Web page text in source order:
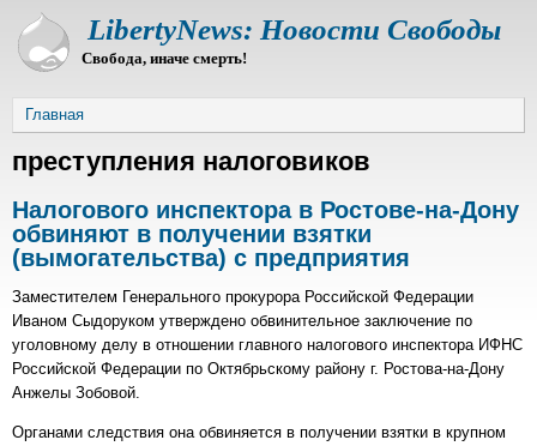
Перейти
основному
LibertyNews: Новости Свободы
Свобода, иначе смерть!
Строка
навигации
Главная
преступления налоговиков
Налогового инспектора в Ростове-на-Дону
обвиняют в получении взятки
(вымогательства) с предприятия
Заместителем Генерального прокурора Российской Федерации
Иваном Сыдоруком утверждено обвинительное заключение по
уголовному делу в отношении главного налогового инспектора ИФНС
Российской Федерации по Октябрьскому району г. Ростова-на-Дону
Анжелы Зобовой.
Органами следствия она обвиняется в получении взятки в крупном